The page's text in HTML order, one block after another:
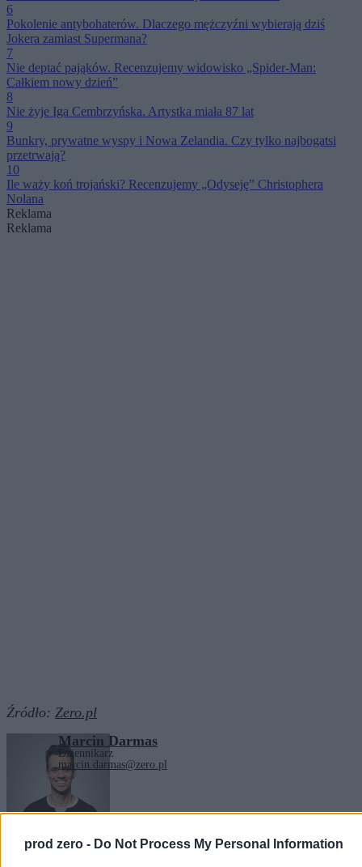
prod zero - Do Not Process My Personal Information
6
Pokolenie antybohaterów. Dlaczego mężczyźni wybierają dziś
Jokera zamiast Supermana?
7
Nie deptać pająków. Recenzujemy widowisko „Spider-Man:
Całkiem nowy dzień”
8
Nie żyje Iga Cembrzyńska. Artystka miała 87 lat
9
Bunkry, prywatne wyspy i Nowa Zelandia. Czy tylko najbogatsi
przetrwają?
10
Ile waży koń trojański? Recenzujemy „Odyseję” Christophera
Nolana
Reklama
Reklama
Źródło: Zero.pl
Marcin Darmas
Dziennikarz
marcin.darmas@zero.pl
Tagi: